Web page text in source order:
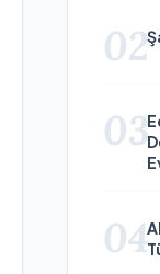
02
03
04